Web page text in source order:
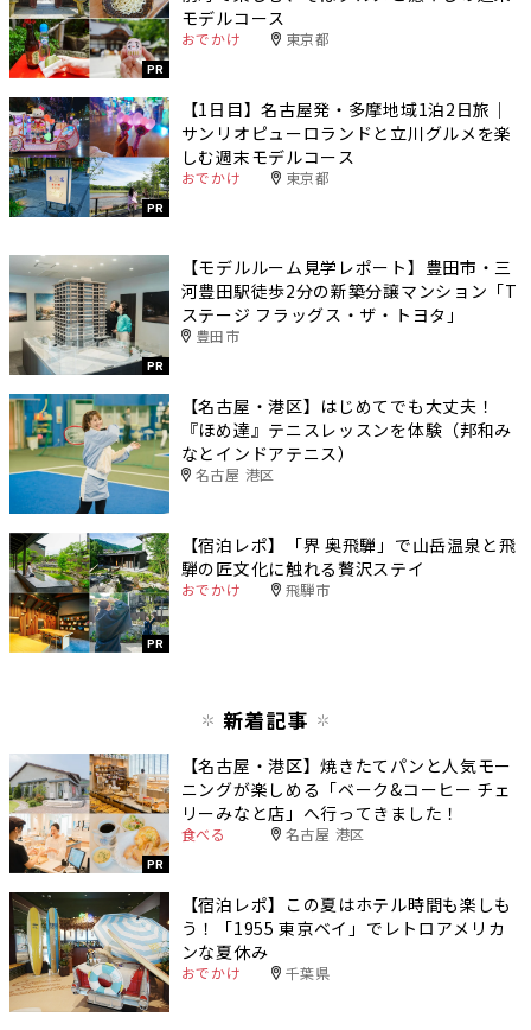
PR
モデルコース
おでかけ 東京都
PR
【1日目】名古屋発・多摩地域1泊2日旅｜
サンリオピューロランドと立川グルメを楽
しむ週末モデルコース
おでかけ 東京都
PR
【モデルルーム見学レポート】豊田市・三
河豊田駅徒歩2分の新築分譲マンション「T
ステージ フラッグス・ザ・トヨタ」
豊田市
【名古屋・港区】はじめてでも大丈夫！
『ほめ達』テニスレッスンを体験（邦和み
なとインドアテニス）
名古屋 港区
PR
【宿泊レポ】「界 奥飛騨」で山岳温泉と飛
騨の匠文化に触れる贅沢ステイ
おでかけ 飛騨市
新着記事
PR
【名古屋・港区】焼きたてパンと人気モー
ニングが楽しめる「ベーク&コーヒー チェ
リーみなと店」へ行ってきました！
食べる 名古屋 港区
【宿泊レポ】この夏はホテル時間も楽しも
う！「1955 東京ベイ」でレトロアメリカ
ンな夏休み
おでかけ 千葉県